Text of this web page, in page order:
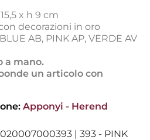
x h 9 cm
decorazioni in oro
AB, PINK AP, VERDE AV
a mano.
un articolo con
Apponyi - Herend
| 393 - PINK